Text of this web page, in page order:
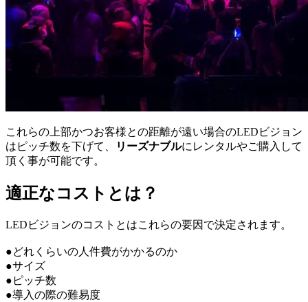
これらの上部かつお客様との距離が遠い場合のLEDビジョン
はピッチ数を下げて、
リーズナブルにレンタルやご購入して
頂く事が可能です。
適正なコストとは？
LEDビジョンのコストとはこれらの要因で決定されます。
●どれくらいの人件費がかかるのか
●サイズ
●ピッチ数
●導入の際の難易度